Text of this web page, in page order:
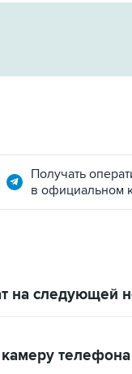
Получать
в официальном
на следующей
телефона